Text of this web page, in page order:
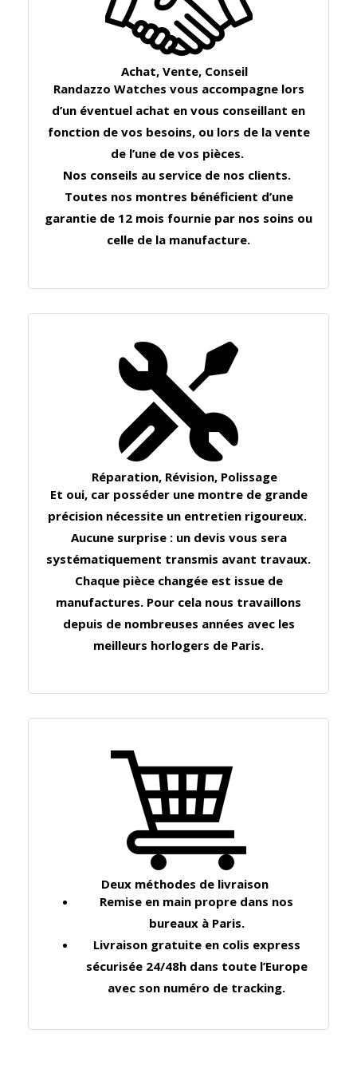
Achat, Vente, Conseil
Randazzo Watches vous accompagne lors
d’un éventuel achat en vous conseillant en
fonction de vos besoins, ou lors de la vente
de l’une de vos pièces.
Nos conseils au service de nos clients.
Toutes nos montres bénéficient d’une
garantie de 12 mois fournie par nos soins ou
celle de la manufacture.
Réparation, Révision, Polissage
Et oui, car posséder une montre de grande
précision nécessite un entretien rigoureux.
Aucune surprise : un devis vous sera
systématiquement transmis avant travaux.
Chaque pièce changée est issue de
manufactures. Pour cela nous travaillons
depuis de nombreuses années avec les
meilleurs horlogers de Paris.
Deux méthodes de livraison​
Remise en main propre dans nos
bureaux à Paris.
Livraison gratuite en colis express
sécurisée 24/48h dans toute l’Europe
avec son numéro de tracking.